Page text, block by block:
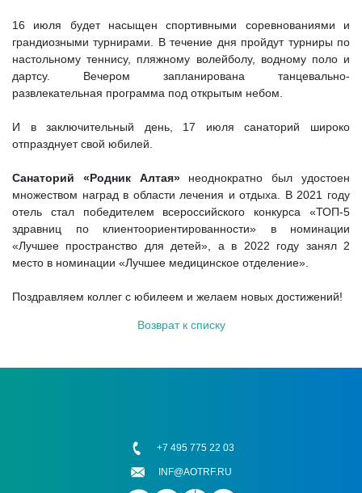
16 июля будет насыщен спортивными соревнованиями и
грандиозными турнирами. В течение дня пройдут турниры по
настольному теннису, пляжному волейболу, водному поло и
дартсу. Вечером запланирована танцевально-
развлекательная программа под открытым небом.
И в заключительный день, 17 июля санаторий широко
отпразднует свой юбилей.
Санаторий «Родник Алтая»неоднократно был удостоен
множеством наград в области лечения и отдыха. В 2021 году
отель стал победителем всероссийского конкурса «ТОП-5
здравниц по клиентоориентированности» в номинации
«Лучшее пространство для детей», а в 2022 году занял 2
место в номинации «Лучшее медицинское отделение».
Поздравляем коллег с юбилеем и желаем новых достижений!
Возврат к списку
+7 495 775 22 03
INF@AOTRF.RU